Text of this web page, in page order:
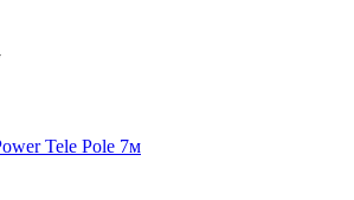
Tele Pole 7м